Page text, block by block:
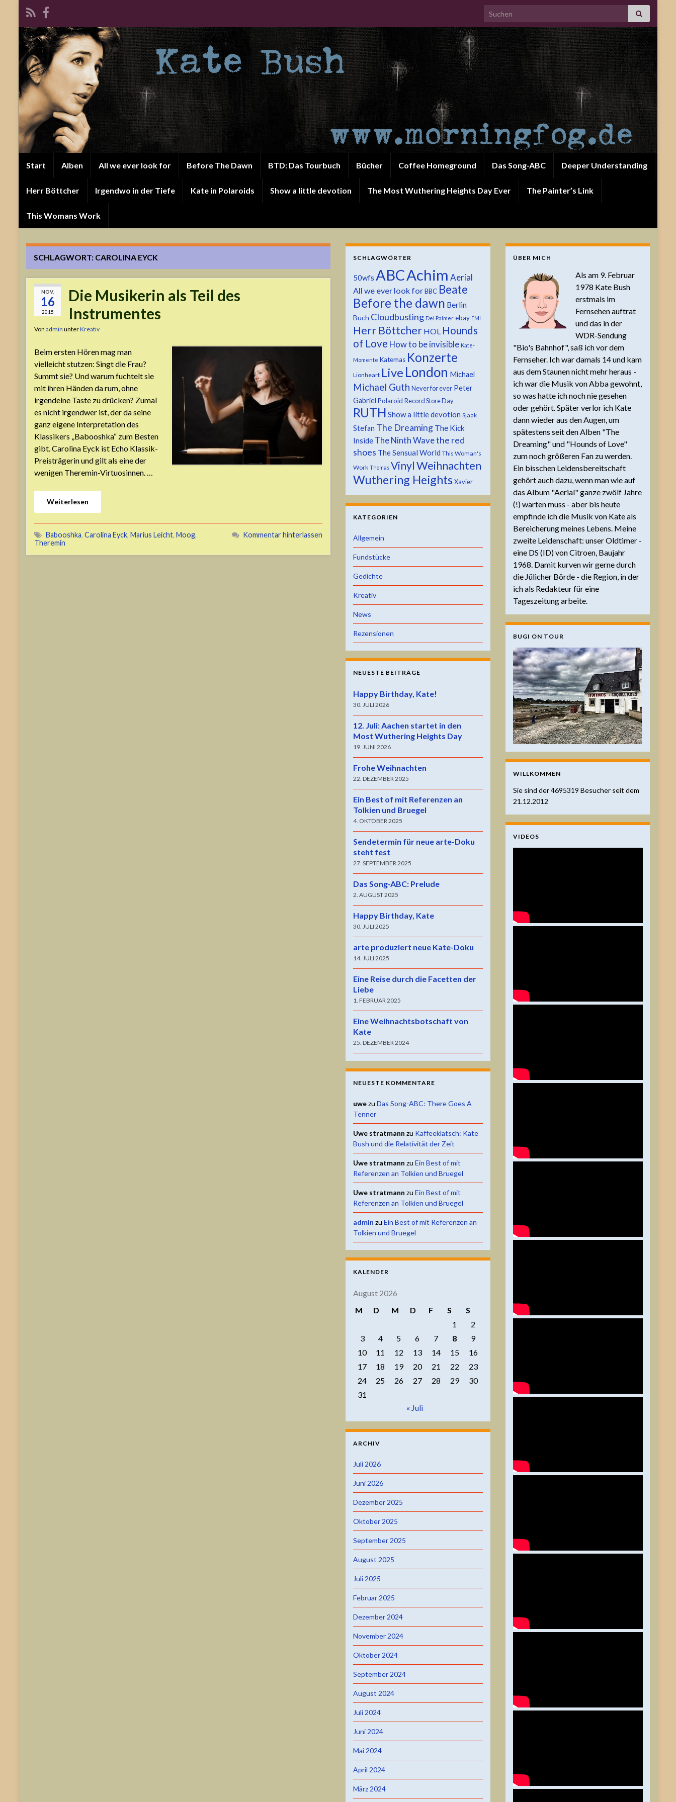
Search for:
Start Alben All we ever look for Before The Dawn BTD: Das Tourbuch Bücher Coffee Homeground Das Song-ABC Deeper Understanding
Herr Böttcher Irgendwo in der Tiefe Kate in Polaroids Show a little devotion The Most Wuthering Heights Day Ever The Painter’s Link
This Womans Work
SCHLAGWORT: CAROLINA EYCK
NOV.
16
2015
Die Musikerin als Teil des
Instrumentes
Von admin unterKreativ
Beim ersten Hören mag man
vielleicht stutzen: Singt die Frau?
Summt sie? Und warum fuchtelt sie
mit ihren Händen da rum, ohne
irgendeine Taste zu drücken? Zumal
es nicht irgendwer ist, der da seine
ganz eigene Interpretation des
Klassikers „Babooshka“ zum Besten
gibt. Carolina Eyck ist Echo Klassik-
Preisträgerin und gilt als eine der
wenigen Theremin-Virtuosinnen. …
Weiterlesen
Babooshka, Carolina Eyck, Marius Leicht, Moog,
Theremin
Kommentar hinterlassen
SCHLAGWÖRTER
50wfs ABCAchim Aerial
All we ever look forBBC Beate
Before the dawn Berlin
Buch Cloudbusting Del Palmer ebay EMI
Herr Böttcher HOL Hounds
of Love How to be invisible Kate-
Momente Katemas Konzerte
Lionheart Live London Michael
Michael Guth Never for ever Peter
Gabriel Polaroid Record Store Day
RUTH Show a little devotion Sjaak
Stefan The Dreaming The Kick
Inside The Ninth Wavethe red
shoes The Sensual World This Woman's
Work Thomas VinylWeihnachten
Wuthering Heights Xavier
KATEGORIEN
Allgemein
Fundstücke
Gedichte
Kreativ
News
Rezensionen
NEUESTE BEITRÄGE
Happy Birthday, Kate!
30. JULI 2026
12. Juli: Aachen startet in den
Most Wuthering Heights Day
19. JUNI 2026
Frohe Weihnachten
22. DEZEMBER 2025
Ein Best of mit Referenzen an
Tolkien und Bruegel
4. OKTOBER 2025
Sendetermin für neue arte-Doku
steht fest
27. SEPTEMBER 2025
Das Song-ABC: Prelude
2. AUGUST 2025
Happy Birthday, Kate
30. JULI 2025
arte produziert neue Kate-Doku
14. JULI 2025
Eine Reise durch die Facetten der
Liebe
1. FEBRUAR 2025
Eine Weihnachtsbotschaft von
Kate
25. DEZEMBER 2024
NEUESTE KOMMENTARE
uwezu Das Song-ABC: There Goes A
Tenner
Uwe stratmann zu Kaffeeklatsch: Kate
Bush und die Relativität der Zeit
Uwe stratmann zu Ein Best of mit
Referenzen an Tolkien und Bruegel
Uwe stratmann zu Ein Best of mit
Referenzen an Tolkien und Bruegel
admin zu Ein Best of mit Referenzen an
Tolkien und Bruegel
KALENDER
August 2026
M
D M D F S
S
1
2
3
4 5 6 7 8
9
10
11 12 13 14 15
16
17
18 19 20 21 22
23
24
25 26 27 28 29
30
31
« Juli
ARCHIV
Juli 2026
Juni 2026
Dezember 2025
Oktober 2025
September 2025
August 2025
Juli 2025
Februar 2025
Dezember 2024
November 2024
Oktober 2024
September 2024
August 2024
Juli 2024
Juni 2024
Mai 2024
April 2024
März 2024
ÜBER MICH
Als am 9. Februar
1978 Kate Bush
erstmals im
Fernsehen auftrat
und das in der
WDR-Sendung
"Bio's Bahnhof", saß ich vor dem
Fernseher. Ich war damals 14 und kam
aus dem Staunen nicht mehr heraus -
ich war die Musik von Abba gewohnt,
so was hatte ich noch nie gesehen
oder gehört. Später verlor ich Kate
dann wieder aus den Augen, um
spätestens seit den Alben "The
Dreaming" und "Hounds of Love"
zum noch größeren Fan zu werden.
Ein bisschen Leidensbereitschaft
gehört auch dazu, wenn man wie auf
das Album "Aerial" ganze zwölf Jahre
(!) warten muss - aber bis heute
empfinde ich die Musik von Kate als
Bereicherung meines Lebens. Meine
zweite Leidenschaft: unser Oldtimer -
eine DS (ID) von Citroen, Baujahr
1968. Damit kurven wir gerne durch
die Jülicher Börde - die Region, in der
ich als Redakteur für eine
Tageszeitung arbeite.
BUGI ON TOUR
WILLKOMMEN
Sie sind der4695319 Besucher seit dem
21.12.2012
VIDEOS